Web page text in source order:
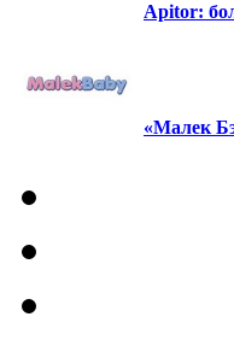
Apitor:
«Малек